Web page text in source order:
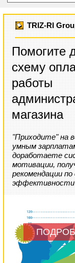
TRIZ-RI
Помогите
схему
работы
магазина
"Приходите" на
умным
доработаете
мотивации,
рекомендации по
эффективности